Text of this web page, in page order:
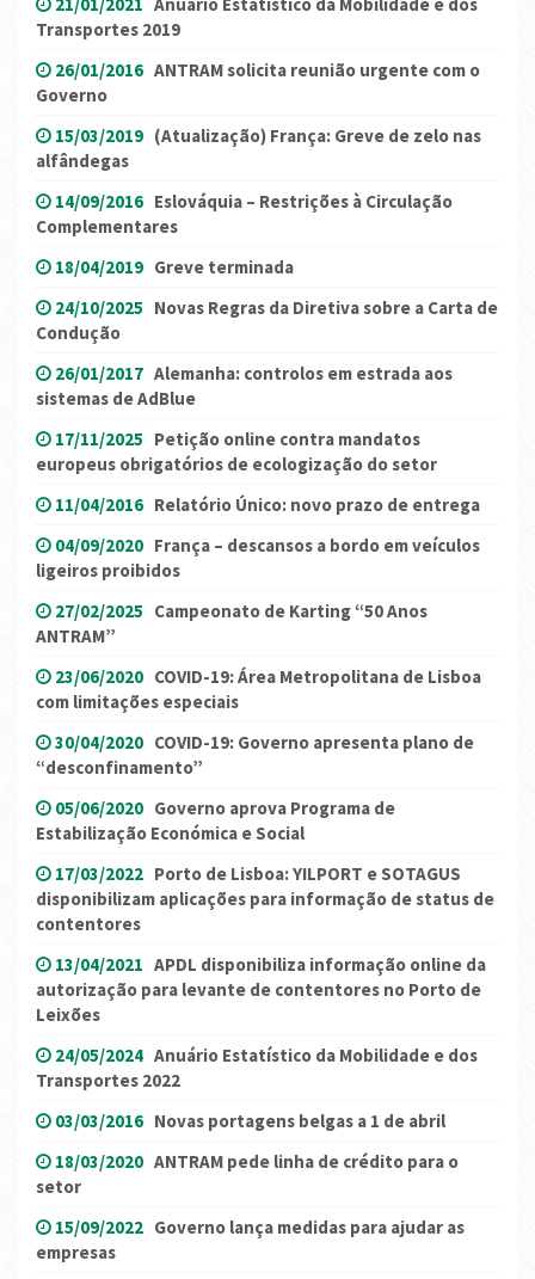
Transportes 2019
26/01/2016 ANTRAM solicita reunião urgente com o
Governo
15/03/2019 (Atualização) França: Greve de zelo nas
alfândegas
14/09/2016 Eslováquia – Restrições à Circulação
Complementares
18/04/2019 Greve terminada
24/10/2025 Novas Regras da Diretiva sobre a Carta de
Condução
26/01/2017 Alemanha: controlos em estrada aos
sistemas de AdBlue
17/11/2025 Petição online contra mandatos
europeus obrigatórios de ecologização do setor
11/04/2016 Relatório Único: novo prazo de entrega
04/09/2020 França – descansos a bordo em veículos
ligeiros proibidos
27/02/2025 Campeonato de Karting “50 Anos
ANTRAM”
23/06/2020 COVID-19: Área Metropolitana de Lisboa
com limitações especiais
30/04/2020 COVID-19: Governo apresenta plano de
“desconfinamento”
05/06/2020 Governo aprova Programa de
Estabilização Económica e Social
17/03/2022 Porto de Lisboa: YILPORT e SOTAGUS
disponibilizam aplicações para informação de status de
contentores
13/04/2021 APDL disponibiliza informação online da
autorização para levante de contentores no Porto de
Leixões
24/05/2024 Anuário Estatístico da Mobilidade e dos
Transportes 2022
03/03/2016 Novas portagens belgas a 1 de abril
18/03/2020 ANTRAM pede linha de crédito para o
setor
15/09/2022 Governo lança medidas para ajudar as
empresas